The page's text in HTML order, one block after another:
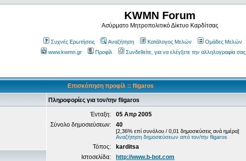
KWMN Forum
Ασύρματο Μητροπολιτικό Δίκτυο Καρδίτσας
Συχνές Ερωτήσεις Αναζήτηση Κατάλογος Μελών Ομάδες Μελών
www.kwmn.gr
Προφίλ Συνδεθείτε, για να ελέγξετε την αλληλογραφία σας
Επισκόπηση προφίλ :: fligaros
Πληροφορίες για τον/την fligaros
Ένταξη:
05 Απρ 2005
Σύνολο δημοσιεύσεων:
40
[2,36% επί συνόλου / 0,01 δημοσιεύσεις ανά ημέρα]
Αναζήτηση δημοσιεύσεων από τον/την fligaros
Τόπος:
karditsa
Ιστοσελίδα:
http://www.b-bot.com